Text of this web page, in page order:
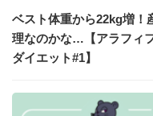
ベスト体重から22kg増！
理なのかな…【アラフィ
ダイエット#1】